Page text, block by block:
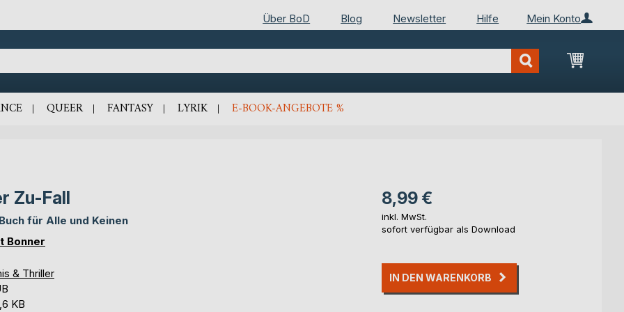
Mein Konto
Über BoD Blog Newsletter Hilfe
Mein
QUEER FANTASY LYRIK E-BOOK-ANGEBOTE %
Zu-Fall
für Alle und Keinen
Bonner
& Thriller
KB
8,99 €
inkl. MwSt.
sofort verfügbar als Download
IN DEN WARENKORB